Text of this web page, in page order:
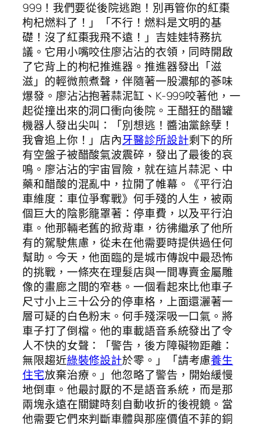
999！我們要從後院逃跑！別再管你的紅棗
枸杞燃料了！」「不行！燃料是文明的基
礎！沒了紅棗我飛不遠！」吉娃娃特務抗
議。它用小嘴咬住廖沾沾的衣領，同時開啟
了它背上的枸杞推進器。推進器發出「滋
滋」的輕微煎煮聲，伴隨著一股濃郁的蔘味
爆發。廖沾沾抱著蒜泥缸、K-999咬著他，一
起從撞出來的洞口衝向後院。王醋狂的醋罐
機器人發出尖叫：「別想逃！醬油黨餘孽！
我會追上你！」店內牙醫診所設計剩下的所
有空盤子被醋酸氣波震碎，發出了最後的哀
鳴。廖沾沾的宇宙冒險，就在這片蒜泥、中
藥和醋酸的混亂中，拉開了帷幕。《平行泊
車維度：車位爭奪戰》何手殘的人生，被兩
個巨大的陰影籠罩著：停車費，以及平行泊
車。他那輛老舊的掀背車，彷彿繼承了他所
有的駕駛焦慮，從未在他需要時提供過任何
幫助。今天，他面臨的是城市傳說中最恐怖
的挑戰，一條夾在理髮店與一間專賣金屬雕
像的畫廊之間的窄巷。一個看起來比他車子
尺寸小上三十公分的停車格，上面還灑著一
層可疑的白色粉末。何手殘深吸一口氣。將
車子打了倒檔。他的車載語音系統發出了令
人不快的女聲：「警告，後方障礙物距離：
無限趨近綠裝修設計於零。」「請考慮養生
住宅放棄治療。」他忽略了警告，開始緩慢
地倒車。他最討厭的不是語音系統，而是那
兩塊永遠在關鍵時刻自動收折的後視鏡。當
他需要它們來判斷車體與那座價值不菲的銅